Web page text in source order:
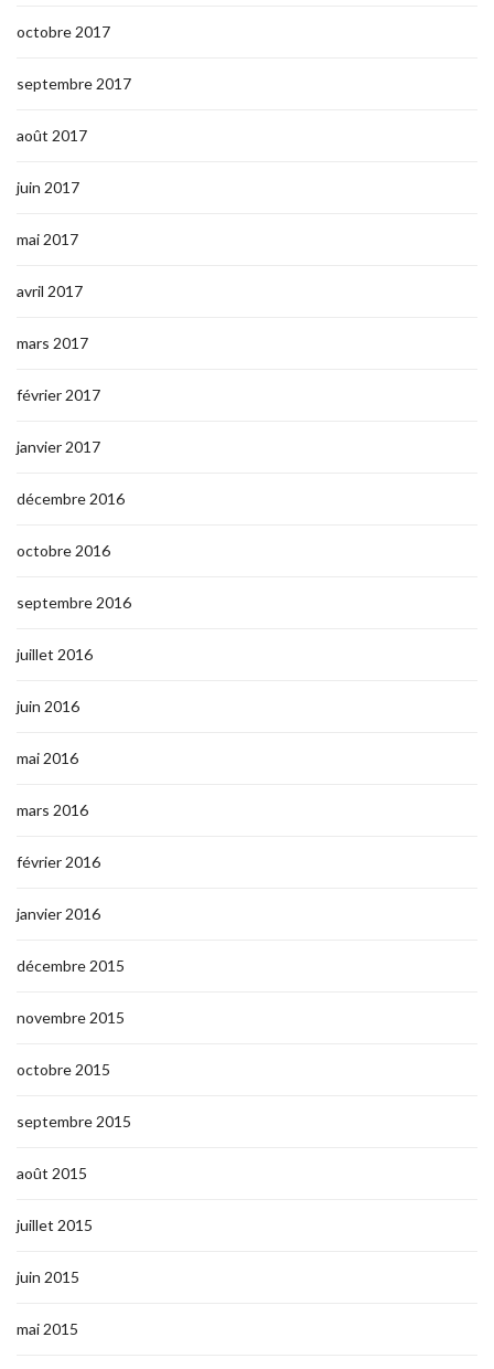
octobre 2017
septembre 2017
août 2017
juin 2017
mai 2017
avril 2017
mars 2017
février 2017
janvier 2017
décembre 2016
octobre 2016
septembre 2016
juillet 2016
juin 2016
mai 2016
mars 2016
février 2016
janvier 2016
décembre 2015
novembre 2015
octobre 2015
septembre 2015
août 2015
juillet 2015
juin 2015
mai 2015